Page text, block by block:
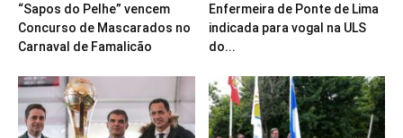
“Sapos do Pelhe” vencem
Concurso de Mascarados no
Carnaval de Famalicão
Enfermeira de Ponte de Lima
indicada para vogal na ULS
do...